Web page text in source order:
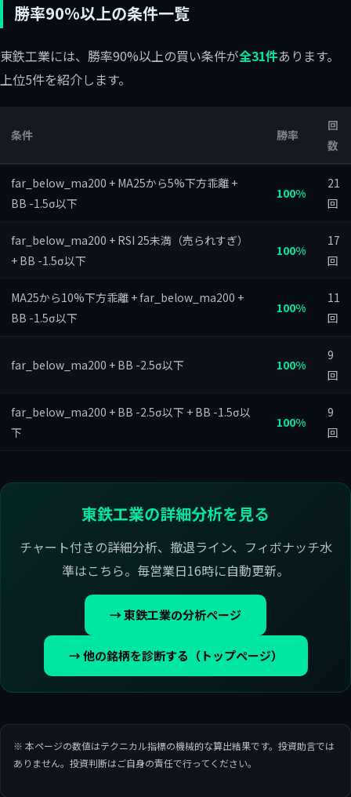
勝率90%以上の条件一覧
東鉄工業には、勝率90%以上の買い条件が全31件あります。
上位5件を紹介します。
条件 勝率
回
数
far_below_ma200 + MA25から5%下方乖離 +
BB -1.5σ以下
100%
21
回
far_below_ma200 + RSI 25未満（売られすぎ）
+ BB -1.5σ以下
100%
17
回
MA25から10%下方乖離 + far_below_ma200 +
BB -1.5σ以下
100%
11
回
far_below_ma200 + BB -2.5σ以下 100%
9
回
far_below_ma200 + BB -2.5σ以下 + BB -1.5σ以
下
100%
9
回
東鉄工業の詳細分析を見る
チャート付きの詳細分析、撤退ライン、フィボナッチ水
準はこちら。毎営業日16時に自動更新。
→ 東鉄工業の分析ページ
→ 他の銘柄を診断する（トップページ）
※ 本ページの数値はテクニカル指標の機械的な算出結果です。投資助言では
ありません。投資判断はご自身の責任で行ってください。